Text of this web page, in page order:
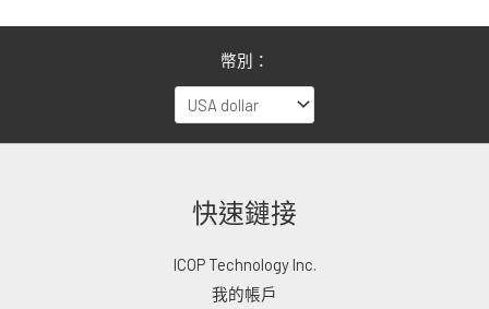
幣別：
快速鏈接
ICOP Technology Inc.
我的帳戶